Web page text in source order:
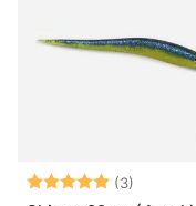
Beoordeling:
(3)